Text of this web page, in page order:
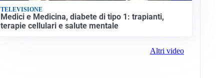
TELEVISIONE
Medici e Medicina, diabete di tipo 1: trapianti,
terapie cellulari e salute mentale
Altri video